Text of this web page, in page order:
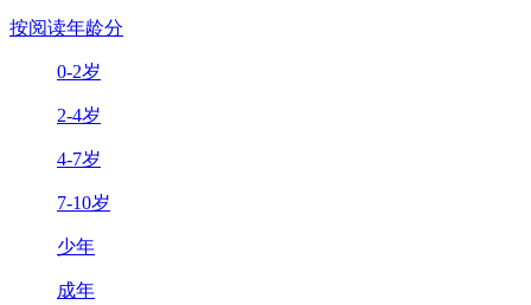
按阅读年龄分
0-2岁
2-4岁
4-7岁
7-10岁
少年
成年